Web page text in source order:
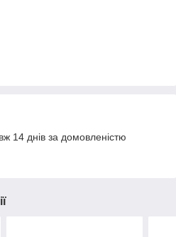
14 днів за домовленістю